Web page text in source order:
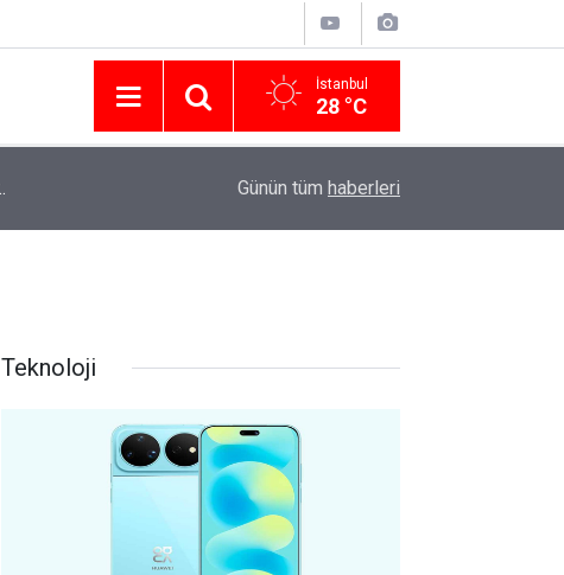
İstanbul
28 °C
Günün tüm haberleri
Teknoloji